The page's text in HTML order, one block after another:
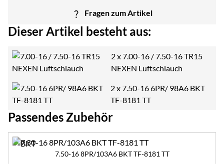
Fragen zum Artikel
Dieser Artikel besteht aus:
2 x7.00-16 / 7.50-16 TR15
NEXEN Luftschlauch
2 x7.50-16 6PR/ 98A6 BKT
TF-8181 TT
Passendes Zubehör
Zubehör überspringen
7.50-16 8PR/103A6 BKT TF-8181 TT